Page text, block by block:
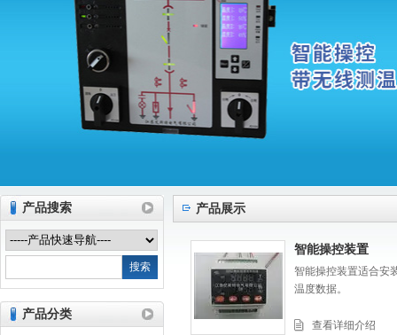
江苏艾斯特电气有限公司
产品搜索
产品分类
产品展示
智能操控装置
智能操控装置适合安
温度数据。
查看详细介绍